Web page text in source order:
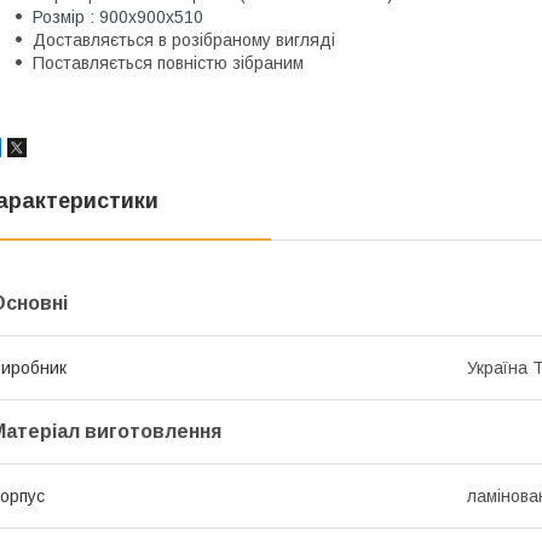
Розмір : 900х900х510
Доставляється в розібраному вигляді
Поставляється повністю зібраним
Україна
виготовлення